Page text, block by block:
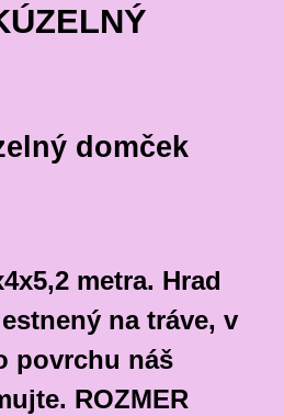
domček
metra. Hrad
na tráve, v
povrchu náš
ROZMER